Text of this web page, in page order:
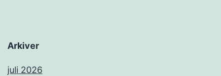
Arkiver
juli 2026